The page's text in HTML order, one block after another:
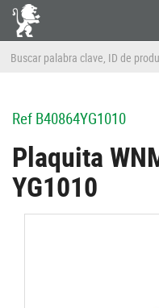
RefB40864YG1010
Plaquita
YG1010